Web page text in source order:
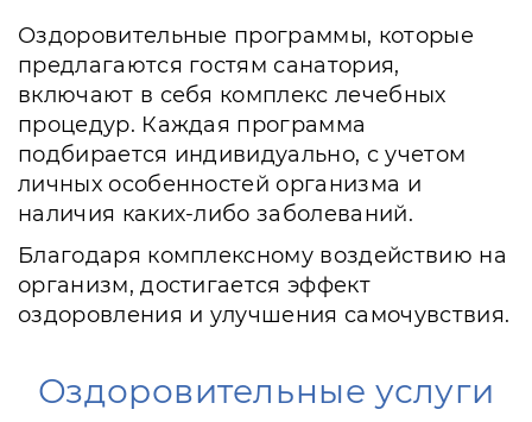
Оздоровительные программы, которые
предлагаются гостям санатория,
включают в себя комплекс лечебных
процедур. Каждая программа
подбирается индивидуально, с учетом
личных особенностей организма и
наличия каких-либо заболеваний.
Благодаря комплексному воздействию на
организм, достигается эффект
оздоровления и улучшения самочувствия.
Оздоровительные услуги